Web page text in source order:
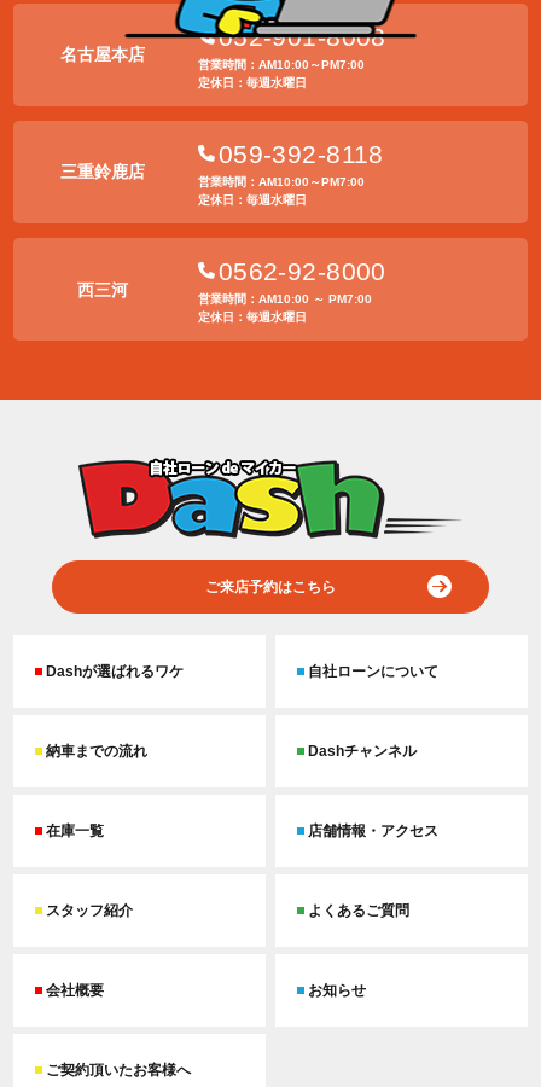
名古屋本店
052-901-8008
営業時間：AM10:00～PM7:00
定休日：毎週水曜日
三重鈴鹿店
059-392-8118
営業時間：AM10:00～PM7:00
定休日：毎週水曜日
西三河
0562-92-8000
営業時間：AM10:00 ～ PM7:00
定休日：毎週水曜日
ご来店予約はこちら
Dashが選ばれるワケ 自社ローンについて
納車までの流れ Dashチャンネル
在庫一覧 店舗情報・アクセス
スタッフ紹介 よくあるご質問
会社概要 お知らせ
ご契約頂いたお客様へ